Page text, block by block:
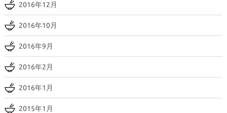
2016年12月
2016年10月
2016年9月
2016年2月
2016年1月
2015年1月